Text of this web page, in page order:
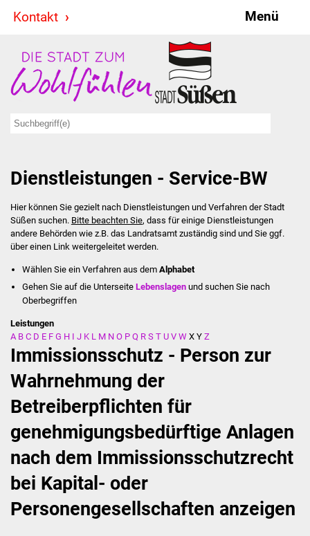
Kontakt Menü
Stadt & Politik
Bürgermeister
Ausschüsse
Ratsinformationssystem
Jugendbeirat
Summerrockfestival
Stadtverwaltung
Behördenwegweiser
Stellenangebote
Veröffentlichungen
Dienstleistungen - Service-BW
Hier können Sie gezielt nach Dienstleistungen und Verfahren der Stadt
Süßen suchen. Bitte beachten Sie, dass für einige Dienstleistungen
andere Behörden wie z.B. das Landratsamt zuständig sind und Sie ggf.
über einen Link weitergeleitet werden.
Wählen Sie ein Verfahren aus dem Alphabet
Gehen Sie auf die UnterseiteLebenslagen und suchen Sie nach
Oberbegriffen
Leistungen
A B C D E F G H I J K L M N O P Q R S T U V W X Y Z
Immissionsschutz - Person zur
Wahrnehmung der
Betreiberpflichten für
genehmigungsbedürftige Anlagen
nach dem Immissionsschutzrecht
bei Kapital- oder
Personengesellschaften anzeigen